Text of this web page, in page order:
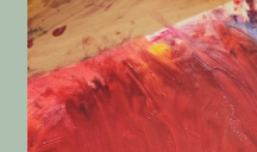
Über mich
Workshops